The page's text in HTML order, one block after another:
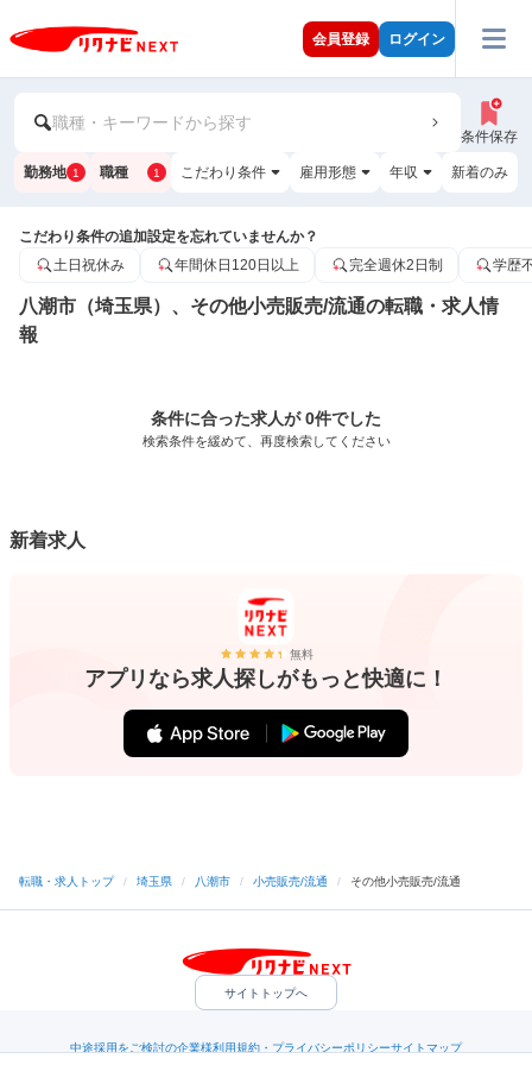
会員登録 ログイン
職種・キーワードから探す
条件保存
勤務地 1 職種 1 こだわり条件 雇用形態 年収 新着のみ
こだわり条件の追加設定を忘れていませんか？
土日祝休み
年間休日120日以上 完全週休2日制 学歴
八潮市（埼玉県）、その他小売販売/流通の転職・求人情
報
条件に合った求人が 0件でした
検索条件を緩めて、再度検索してください
新着求人
無料
アプリなら求人探しがもっと快適に！
転職・求人トップ / 埼玉県 / 八潮市 / 小売販売/流通 / その他小売販売/流通
サイトトップへ
中途採用をご検討の企業様利用規約・プライバシーポリシーサイトマップ